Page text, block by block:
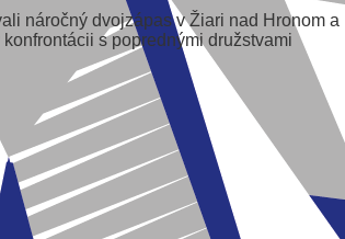
náročný dvojzápas v Žiari nad Hronom a
s poprednými družstvami